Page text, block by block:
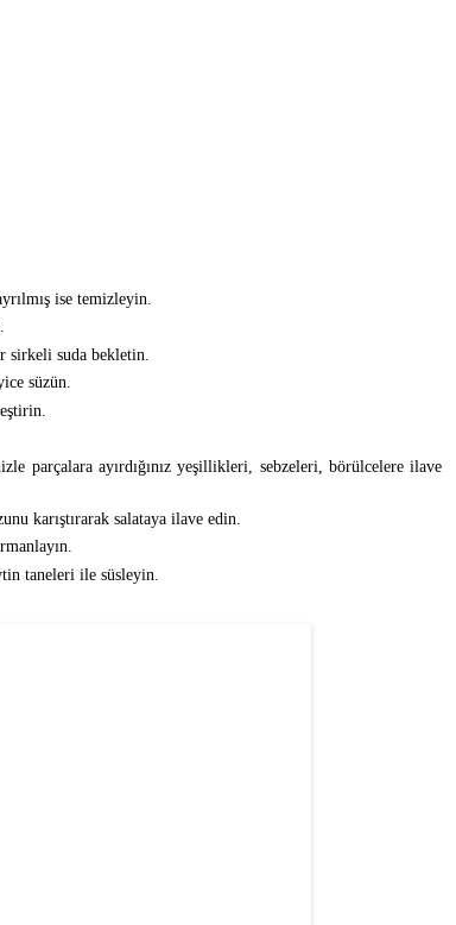
ise temizleyin.
sirkeli suda bekletin.
süzün.
parçalara ayırdığınız yeşillikleri, sebzeleri, börülcelere ilave
karıştırarak salataya ilave edin.
taneleri ile süsleyin.